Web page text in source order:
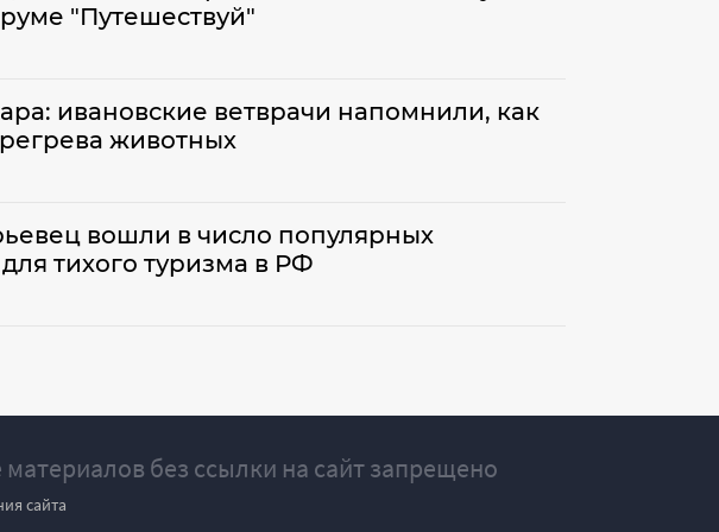
"Путешествуй"
ивановские ветврачи напомнили, как
животных
вошли в число популярных
тихого туризма в РФ
без ссылки на сайт запрещено
сайта